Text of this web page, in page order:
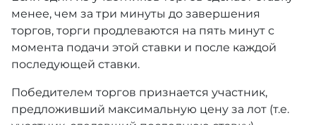
менее, чем за три минуты до завершения
торгов, торги продлеваются на пять минут с
момента подачи этой ставки и после каждой
последующей ставки.
Победителем торгов признается участник,
предложивший максимальную цену за лот (т.е.